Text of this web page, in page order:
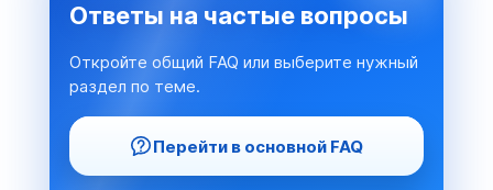
Ответы на частые вопросы
Откройте общий FAQ или выберите нужный
раздел по теме.
Перейти в основной FAQ